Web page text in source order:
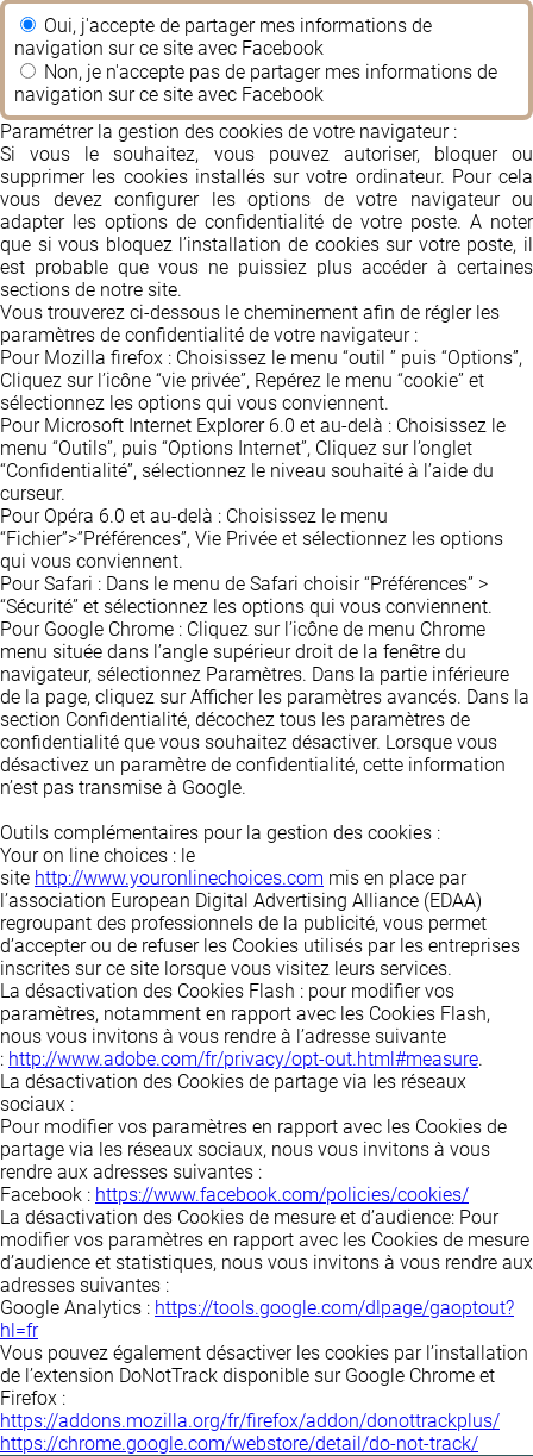
Oui, j'accepte de partager mes informations de
navigation sur ce site avec Facebook
Non, je n'accepte pas de partager mes informations de
navigation sur ce site avec Facebook
Paramétrer la gestion des cookies de votre navigateur :
Si vous le souhaitez, vous pouvez autoriser, bloquer ou
supprimer les cookies installés sur votre ordinateur. Pour cela
vous devez configurer les options de votre navigateur ou
adapter les options de confidentialité de votre poste. A noter
que si vous bloquez l’installation de cookies sur votre poste, il
est probable que vous ne puissiez plus accéder à certaines
sections de notre site.
Vous trouverez ci-dessous le cheminement afin de régler les
paramètres de confidentialité de votre navigateur :
Pour Mozilla firefox : Choisissez le menu “outil ” puis “Options”,
Cliquez sur l’icône “vie privée”, Repérez le menu “cookie” et
sélectionnez les options qui vous conviennent.
Pour Microsoft Internet Explorer 6.0 et au-delà : Choisissez le
menu “Outils”, puis “Options Internet”, Cliquez sur l’onglet
“Confidentialité”, sélectionnez le niveau souhaité à l’aide du
curseur.
Pour Opéra 6.0 et au-delà : Choisissez le menu
“Fichier”>”Préférences”, Vie Privée et sélectionnez les options
qui vous conviennent.
Pour Safari : Dans le menu de Safari choisir “Préférences” >
“Sécurité” et sélectionnez les options qui vous conviennent.
Pour Google Chrome : Cliquez sur l’icône de menu Chrome
menu située dans l’angle supérieur droit de la fenêtre du
navigateur, sélectionnez Paramètres. Dans la partie inférieure
de la page, cliquez sur Afficher les paramètres avancés. Dans la
section Confidentialité, décochez tous les paramètres de
confidentialité que vous souhaitez désactiver. Lorsque vous
désactivez un paramètre de confidentialité, cette information
n’est pas transmise à Google.
Outils complémentaires pour la gestion des cookies :
Your on line choices : le
site http://www.youronlinechoices.com mis en place par
l’association European Digital Advertising Alliance (EDAA)
regroupant des professionnels de la publicité, vous permet
d’accepter ou de refuser les Cookies utilisés par les entreprises
inscrites sur ce site lorsque vous visitez leurs services.
La désactivation des Cookies Flash : pour modifier vos
paramètres, notamment en rapport avec les Cookies Flash,
nous vous invitons à vous rendre à l’adresse suivante
: http://www.adobe.com/fr/privacy/opt-out.html#measure.
La désactivation des Cookies de partage via les réseaux
sociaux :
Pour modifier vos paramètres en rapport avec les Cookies de
partage via les réseaux sociaux, nous vous invitons à vous
rendre aux adresses suivantes :
Facebook : https://www.facebook.com/policies/cookies/
La désactivation des Cookies de mesure et d’audience: Pour
modifier vos paramètres en rapport avec les Cookies de mesure
d’audience et statistiques, nous vous invitons à vous rendre aux
adresses suivantes :
Google Analytics : https://tools.google.com/dlpage/gaoptout?
hl=fr
Vous pouvez également désactiver les cookies par l’installation
de l’extension DoNotTrack disponible sur Google Chrome et
Firefox :
https://addons.mozilla.org/fr/firefox/addon/donottrackplus/
https://chrome.google.com/webstore/detail/do-not-track/